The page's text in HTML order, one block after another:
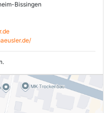
Bissingen